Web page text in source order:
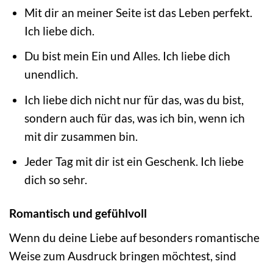
Mit dir an meiner Seite ist das Leben perfekt.
Ich liebe dich.
Du bist mein Ein und Alles. Ich liebe dich
unendlich.
Ich liebe dich nicht nur für das, was du bist,
sondern auch für das, was ich bin, wenn ich
mit dir zusammen bin.
Jeder Tag mit dir ist ein Geschenk. Ich liebe
dich so sehr.
Romantisch und gefühlvoll
Wenn du deine Liebe auf besonders romantische
Weise zum Ausdruck bringen möchtest, sind